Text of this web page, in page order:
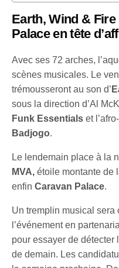
Earth, Wind &
Palace en tête
Avec ses 72 arches,
scènes musicales. Le
trémousseront au son d’
sous la direction d’Al
Funk Essentials et
Badjogo.
Le lendemain place à la
MVA, étoile montante de
enfinCaravan Palace.
Un tremplin musical sera
l’événement en
pour essayer de détecter
de demain. Les